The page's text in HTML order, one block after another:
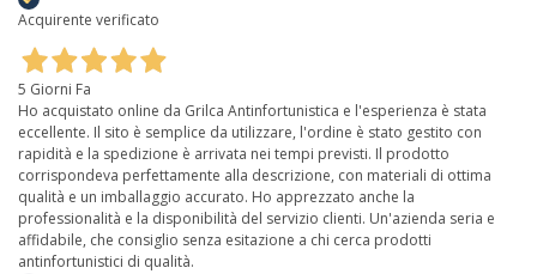
Acquirente verificato
5 Giorni Fa
Ho acquistato online da Grilca Antinfortunistica e l'esperienza è stata
eccellente. Il sito è semplice da utilizzare, l'ordine è stato gestito con
rapidità e la spedizione è arrivata nei tempi previsti. Il prodotto
corrispondeva perfettamente alla descrizione, con materiali di ottima
qualità e un imballaggio accurato. Ho apprezzato anche la
professionalità e la disponibilità del servizio clienti. Un'azienda seria e
affidabile, che consiglio senza esitazione a chi cerca prodotti
antinfortunistici di qualità.